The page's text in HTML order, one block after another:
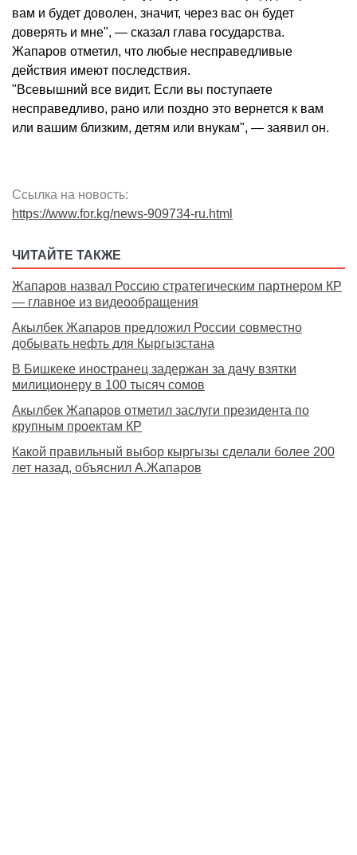
вам и будет доволен, значит, через вас он будет
доверять и мне", — сказал глава государства.
Жапаров отметил, что любые несправедливые
действия имеют последствия.
"Всевышний все видит. Если вы поступаете
несправедливо, рано или поздно это вернется к вам
или вашим близким, детям или внукам", — заявил он.
Ссылка на новость:
https://www.for.kg/news-909734-ru.html
ЧИТАЙТЕ ТАКЖЕ
Жапаров назвал Россию стратегическим партнером КР
— главное из видеообращения
Акылбек Жапаров предложил России совместно
добывать нефть для Кыргызстана
В Бишкеке иностранец задержан за дачу взятки
милиционеру в 100 тысяч сомов
Акылбек Жапаров отметил заслуги президента по
крупным проектам КР
Какой правильный выбор кыргызы сделали более 200
лет назад, объяснил А.Жапаров